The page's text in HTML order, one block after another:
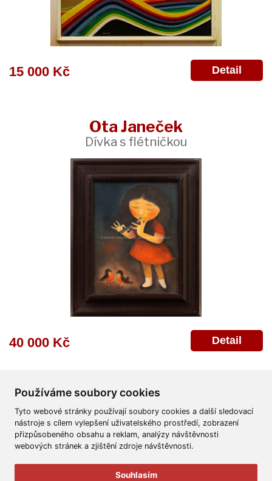
Používáme soubory cookies
Tyto webové stránky používají soubory cookies a další sledovací
nástroje s cílem vylepšení uživatelského prostředí, zobrazení
přizpůsobeného obsahu a reklam, analýzy návštěvnosti
webových stránek a zjištění zdroje návštěvnosti.
Souhlasím
15 000 Kč Detail
Ota Janeček
Dívka s flétničkou
40 000 Kč Detail
Všeobecné obchodní podmínky Reklamační řád
Ochrana osobních údajů